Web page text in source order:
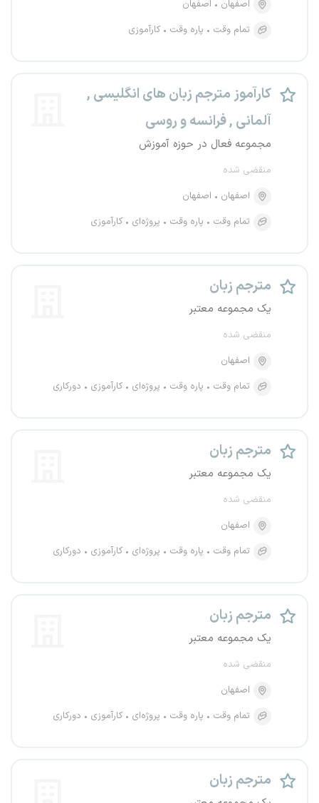
اصفهان
اصفهان
تمام وقت
پاره وقت کارآموزی
کارآموز مترجم زبان های انگلیسی ,
آلمانی , فرانسه و روسی
مجموعه فعال در حوزه آموزش
منقضی شده
اصفهان
اصفهان
تمام وقت
پاره وقت پروژه‌ای کارآموزی
مترجم زبان
یک مجموعه معتبر
منقضی شده
اصفهان
تمام وقت
پاره وقت پروژه‌ای کارآموزی دورکاری
مترجم زبان
یک مجموعه معتبر
منقضی شده
اصفهان
تمام وقت
پاره وقت پروژه‌ای کارآموزی دورکاری
مترجم زبان
یک مجموعه معتبر
منقضی شده
اصفهان
تمام وقت
پاره وقت پروژه‌ای کارآموزی دورکاری
مترجم زبان